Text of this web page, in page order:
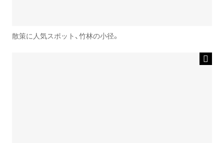
散策に人気スポット、竹林の小径。